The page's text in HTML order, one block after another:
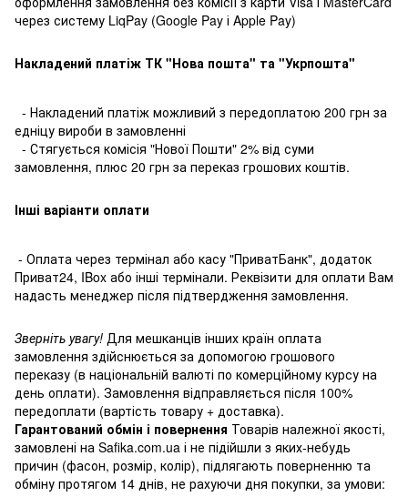
через систему LiqPay (Google Pay і Apple Pay)
Накладений платіж ТК "Нова пошта" та "Укрпошта"
- Накладений платіж можливий з передоплатою 200 грн за
едніцу вироби в замовленні
- Стягується комісія "Нової Пошти" 2% від суми
замовлення, плюс 20 грн за переказ грошових коштів.
Інші варіанти оплати
- Оплата через термінал або касу "ПриватБанк", додаток
Приват24, IBox або інші термінали. Реквізити для оплати Вам
надасть менеджер після підтвердження замовлення.
Зверніть увагу! Для мешканців інших країн оплата
замовлення здійснюється за допомогою грошового
переказу (в національній валюті по комерційному курсу на
день оплати). Замовлення відправляється після 100%
передоплати (вартість товару + доставка).
Гарантований обмін і повернення Товарів належної якості,
замовлені на Safika.com.ua і не підійшли з яких-небудь
причин (фасон, розмір, колір), підлягають поверненню та
обміну протягом 14 днів, не рахуючи дня покупки, за умови: